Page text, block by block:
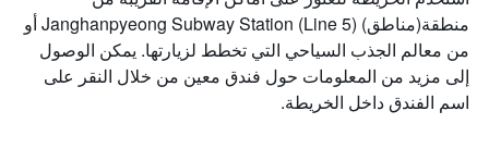
منطقة(مناطق) Janghanpyeong Subway Station (Line 5) أو
من معالم الجذب السياحي التي تخطط لزيارتها. يمكن الوصول
إلى مزيد من المعلومات حول فندق معين من خلال النقر على
اسم الفندق داخل الخريطة.